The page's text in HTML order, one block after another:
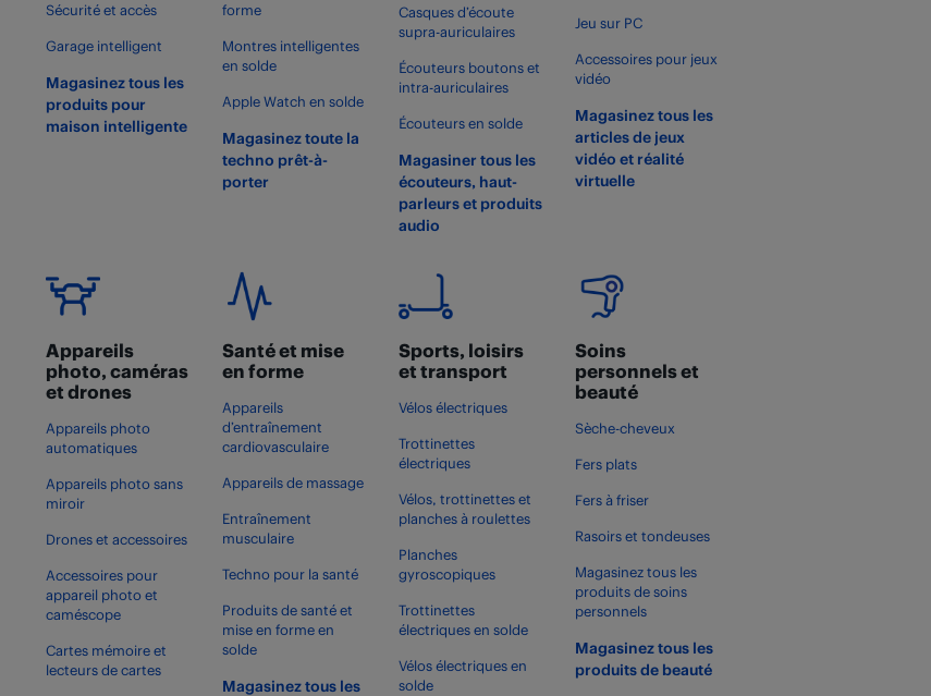
Sécurité et accès
Garage intelligent
Magasinez tous les
produits pour
maison intelligente
forme
Montres intelligentes
en solde
Apple Watch en solde
Magasinez toute la
techno prêt-à-
porter
Casques d’écoute
supra-auriculaires
Écouteurs boutons et
intra-auriculaires
Écouteurs en solde
Magasiner tous les
écouteurs, haut-
parleurs et produits
audio
Jeu sur PC
Accessoires pour jeux
vidéo
Magasinez tous les
articles de jeux
vidéo et réalité
virtuelle
Appareils
photo, caméras
et drones
Appareils photo
automatiques
Appareils photo sans
miroir
Drones et accessoires
Accessoires pour
appareil photo et
caméscope
Cartes mémoire et
lecteurs de cartes
Santé et mise
en forme
Appareils
d’entraînement
cardiovasculaire
Appareils de massage
Entraînement
musculaire
Techno pour la santé
Produits de santé et
mise en forme en
solde
Magasinez tous les
Sports, loisirs
et transport
Vélos électriques
Trottinettes
électriques
Vélos, trottinettes et
planches à roulettes
Planches
gyroscopiques
Trottinettes
électriques en solde
Vélos électriques en
solde
Soins
personnels et
beauté
Sèche-cheveux
Fers plats
Fers à friser
Rasoirs et tondeuses
Magasinez tous les
produits de soins
personnels
Magasinez tous les
produits de beauté